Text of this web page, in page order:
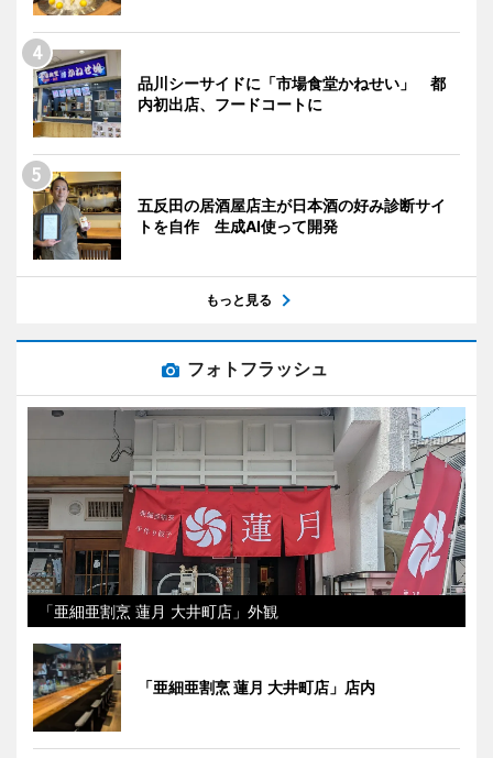
品川シーサイドに「市場食堂かねせい」 都
内初出店、フードコートに
五反田の居酒屋店主が日本酒の好み診断サイ
トを自作 生成AI使って開発
もっと見る
フォトフラッシュ
「亜細亜割烹 蓮月 大井町店」外観
「亜細亜割烹 蓮月 大井町店」店内